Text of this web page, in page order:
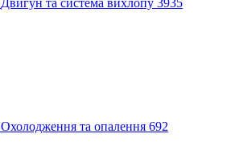
Двигун та система вихлопу 3935
Охолодження та опалення 692